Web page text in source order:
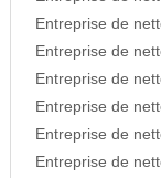
Entreprise de
Entreprise de
Entreprise de
Entreprise de
Entreprise de
Entreprise de